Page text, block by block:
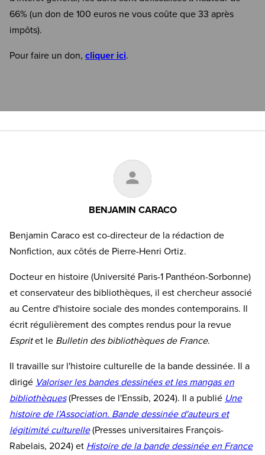
66% (un don de 100 euros ne vous coûte que 33 après
impôts).
Pour faire un don, cliquer ici.
BENJAMIN CARACO
Benjamin Caraco est co-directeur de la rédaction de
Nonfiction, aux côtés de Pierre-Henri Ortiz.
Docteur en histoire (Université Paris-1 Panthéon-Sorbonne)
et conservateur des bibliothèques, il est chercheur associé
au Centre d'histoire sociale des mondes contemporains. Il
écrit régulièrement des comptes rendus pour la revue
Espritet le Bulletin des bibliothèques de France.
Il travaille sur l'histoire culturelle de la bande dessinée. Il a
dirigé Valoriser les bandes dessinées et les mangas en
bibliothèques(Presses de l'Enssib, 2024). Il a publié Une
histoire de l’Association. Bande dessinée d'auteurs et
légitimité culturelle(Presses universitaires François-
Rabelais, 2024) et Histoire de la bande dessinée en France